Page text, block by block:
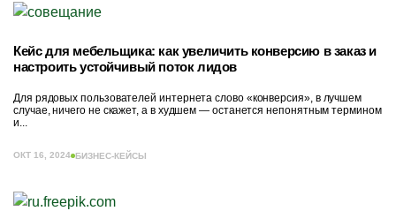
Кейс для мебельщика: как увеличить конверсию в заказ и
настроить устойчивый поток лидов
Для рядовых пользователей интернета слово «конверсия», в лучшем
случае, ничего не скажет, а в худшем — останется непонятным термином
и...
ОКТ 16, 2024 БИЗНЕС-КЕЙСЫ